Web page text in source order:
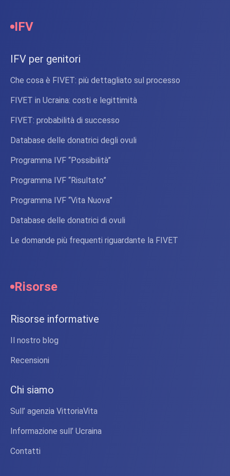
IFV
IFV per genitori
Che cosa è FIVET: più dettagliato sul processo
FIVET in Ucraina: costi e legittimità
FIVET: probabilità di successo
Database delle donatrici degli ovuli
Programma IVF “Possibilità”
Programma IVF “Risultato”
Programma IVF “Vita Nuova”
Database delle donatrici di ovuli
Le domande più frequenti riguardante la FIVET
Risorse
Risorse informative
Il nostro blog
Recensioni
Chi siamo
Sull’ agenzia VittoriaVita
Informazione sull’ Ucraina
Contatti